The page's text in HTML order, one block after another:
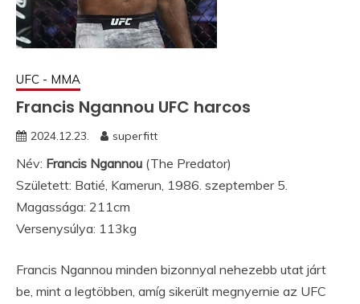
UFC - MMA
Francis Ngannou UFC harcos
2024.12.23. superfitt
Név: Francis Ngannou (The Predator)
Született: Batié, Kamerun, 1986. szeptember 5.
Magassága: 211cm
Versenysúlya: 113kg
Francis Ngannou minden bizonnyal nehezebb utat járt
be, mint a legtöbben, amíg sikerült megnyernie az UFC